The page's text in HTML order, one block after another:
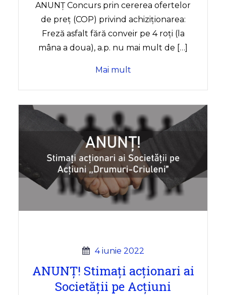
ANUNȚ Concurs prin cererea ofertelor
de preț (COP) privind achiziționarea:
Freză asfalt fără conveir pe 4 roți (la
mâna a doua), a.p. nu mai mult de […]
Mai mult
4 iunie 2022
ANUNȚ! Stimați acționari ai
Societății pe Acțiuni